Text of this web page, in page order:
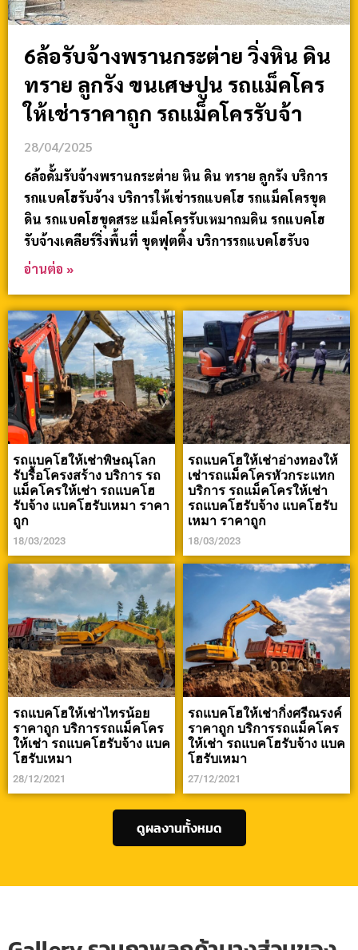
6ล้อรับจ้างพรานกระต่าย วิ่งหิน ดิน
ทราย ลูกรัง ขนเศษปูน รถแม็คโคร
ให้เช่าราคาถูก รถแม็คโครรับจ้า
28/04/2025
6ล้อดั้มรับจ้างพรานกระต่าย หิน ดิน ทราย ลูกรัง บริการ
รถแบคโฮรับจ้าง บริการให้เช่ารถแบคโฮ รถแม็คโครขุด
ดิน รถแบคโฮขุดสระ แม็คโครรับเหมาถมดิน รถแบคโฮ
รับจ้างเคลียร์ริ่งพื้นที่ ขุดฟุตติ้ง บริการรถแบคโฮรับจ
อ่านต่อ »
รถแบคโฮให้เช่าพิษณุโลก
รับรื้อโครงสร้าง บริการ รถ
แม็คโครให้เช่า รถแบคโฮ
รับจ้าง แบคโฮรับเหมา ราคา
ถูก
18/03/2023
รถแบคโฮให้เช่าอ่างทองให้
เช่ารถแม็คโครหัวกระแทก
บริการ รถแม็คโครให้เช่า
รถแบคโฮรับจ้าง แบคโฮรับ
เหมา ราคาถูก
18/03/2023
รถแบคโฮให้เช่าไทรน้อย
ราคาถูก บริการรถแม็คโคร
ให้เช่า รถแบคโฮรับจ้าง แบค
โฮรับเหมา
28/12/2021
รถแบคโฮให้เช่ากิ่งศรีณรงค์
ราคาถูก บริการรถแม็คโคร
ให้เช่า รถแบคโฮรับจ้าง แบค
โฮรับเหมา
27/12/2021
ดูผลงานทั้งหมด